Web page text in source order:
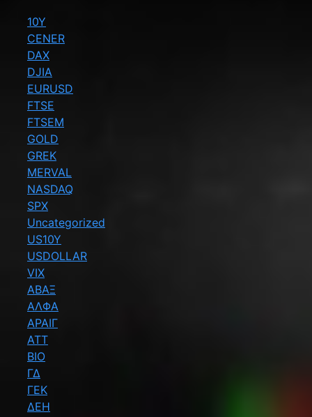
10Y
CENER
DAX
DJIA
EURUSD
FTSE
FTSEM
GOLD
GREK
MERVAL
NASDAQ
SPX
Uncategorized
US10Y
USDOLLAR
VIX
ΑΒΑΞ
ΑΛΦΑ
ΑΡΑΙΓ
ΑΤΤ
ΒΙΟ
ΓΔ
ΓΕΚ
ΔΕΗ